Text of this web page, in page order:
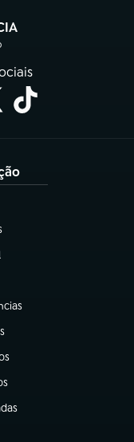
nova aba)
aba)